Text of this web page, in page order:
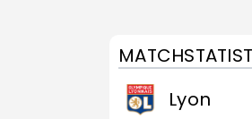
Lyon